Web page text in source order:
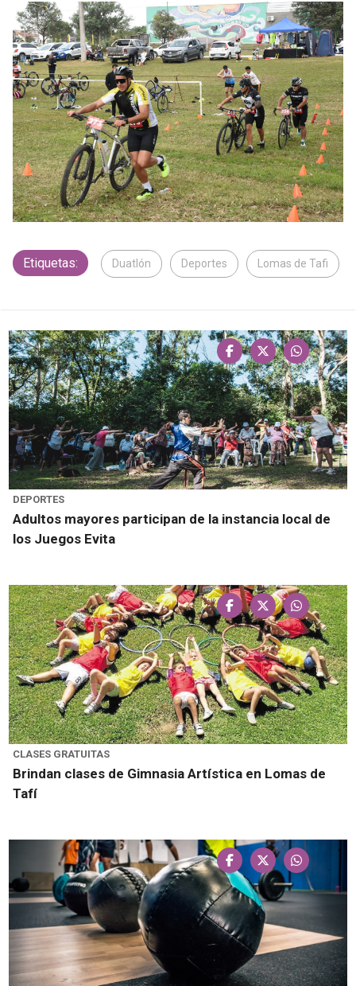
Etiquetas: Duatlón Deportes Lomas de Tafi
DEPORTES
Adultos mayores participan de la instancia local de
los Juegos Evita
CLASES GRATUITAS
Brindan clases de Gimnasia Artística en Lomas de
Tafí